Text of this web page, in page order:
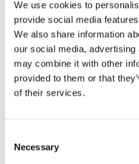
We use cookies to
provide social media
We also share information
our social media,
may combine it with other
provided to them or that
of their services.
Selection
Necessary
Viale Pasteur, 8/10 - 00144 Roma
Tel. +39 06-591.91.31/40
Fax. +39 06-591.0876
Sei qui:
In primo piano - comunicati
Assocarta e Legambiente: